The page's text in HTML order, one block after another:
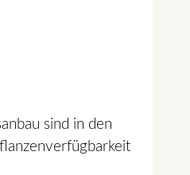
sind in den